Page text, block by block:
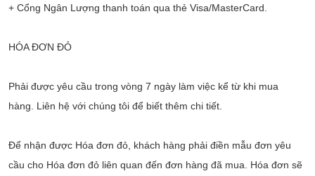
+ Cổng Ngân Lượng thanh toán qua thẻ Visa/MasterCard.
HÓA ĐƠN ĐỎ
Phải được yêu cầu trong vòng 7 ngày làm việc kể từ khi mua
hàng. Liên hệ với chúng tôi để biết thêm chi tiết.
Để nhận được Hóa đơn đỏ, khách hàng phải điền mẫu đơn yêu
cầu cho Hóa đơn đỏ liên quan đến đơn hàng đã mua. Hóa đơn sẽ